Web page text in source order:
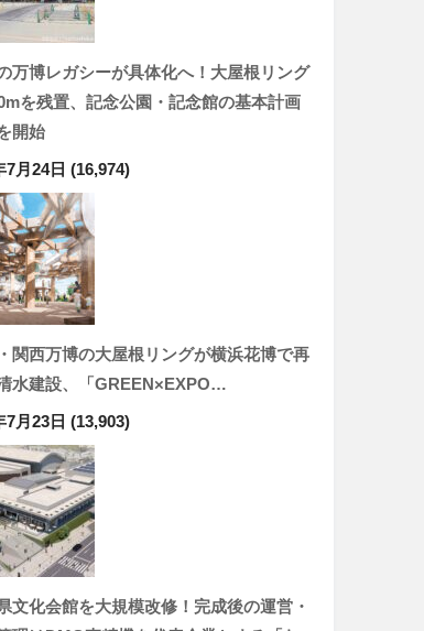
万博レガシーが具体化へ！大屋根リング
を残置、記念公園・記念館の基本計画
開始
7月24日 (16,974)
関西万博の大屋根リングが横浜花博で再
水建設、「GREEN×EXPO…
7月23日 (13,903)
文化会館を大規模改修！完成後の運営・